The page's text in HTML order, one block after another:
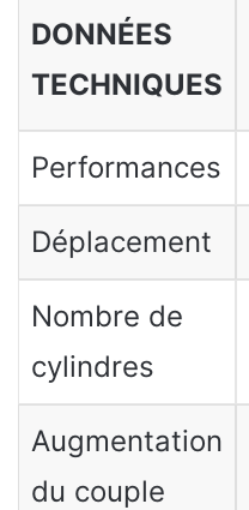
DONNÉES
TECHNIQUES
Performances
Déplacement
Nombre de
cylindres
Augmentation
du couple